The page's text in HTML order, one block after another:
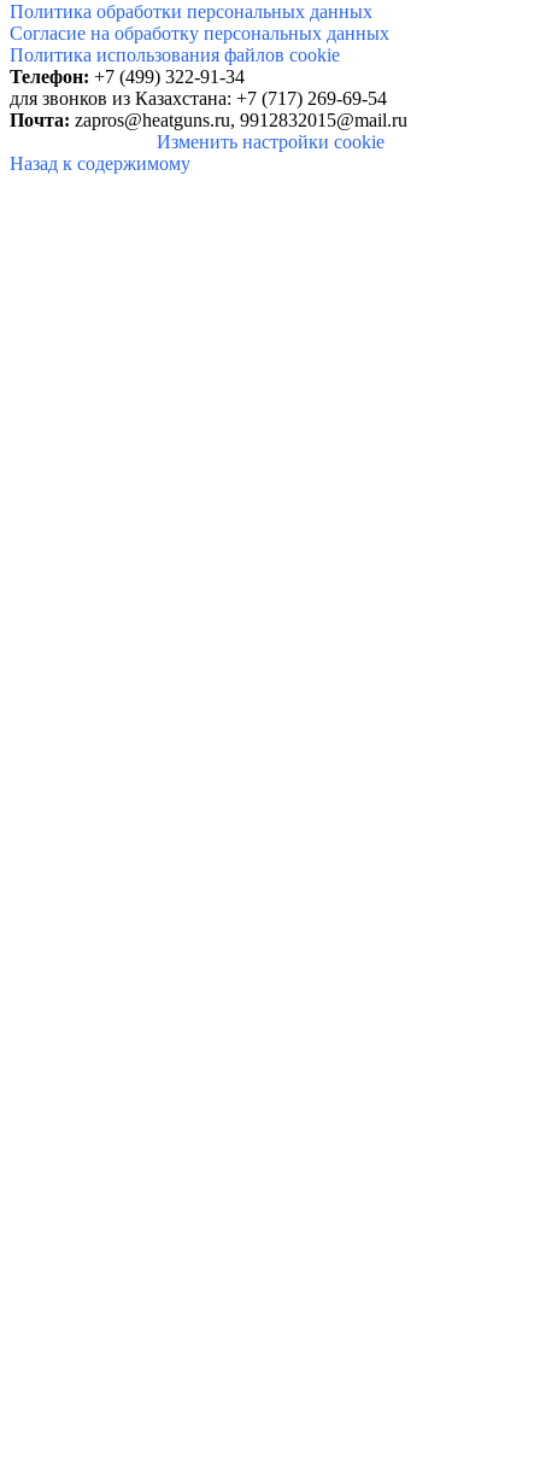
Политика обработки персональных данных
Согласие на обработку персональных данных
Политика использования файлов cookie
Телефон: +7 (499) 322-91-34
для звонков из Казахстана: +7 (717) 269-69-54
Почта: zapros@heatguns.ru, 9912832015@mail.ru
Изменить настройки cookie
Назад к содержимому